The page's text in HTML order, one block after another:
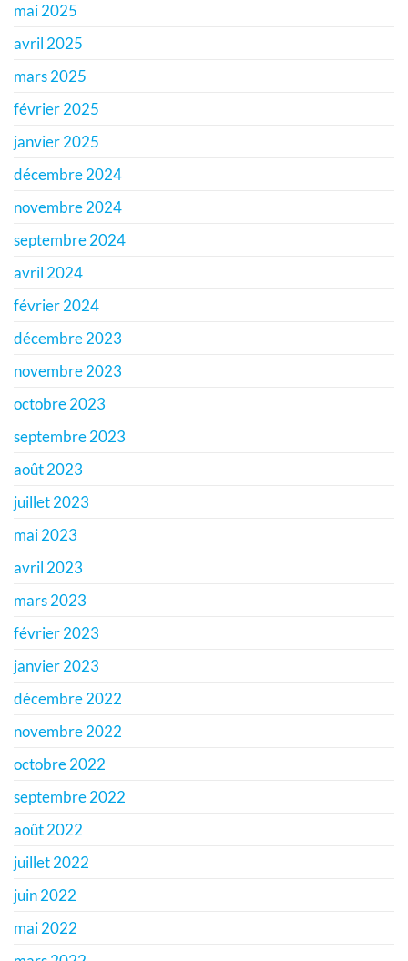
mai 2025
avril 2025
mars 2025
février 2025
janvier 2025
décembre 2024
novembre 2024
septembre 2024
avril 2024
février 2024
décembre 2023
novembre 2023
octobre 2023
septembre 2023
août 2023
juillet 2023
mai 2023
avril 2023
mars 2023
février 2023
janvier 2023
décembre 2022
novembre 2022
octobre 2022
septembre 2022
août 2022
juillet 2022
juin 2022
mai 2022